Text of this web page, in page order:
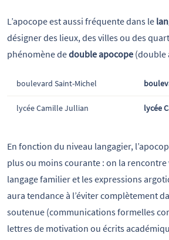
L’apocope est aussi fréquente dans le
désigner des lieux, des villes ou des
phénomène dedouble apocope (double
boulevard Saint-Michel
lycée Camille Jullian lycée
En fonction du niveau langagier,
plus ou moins courante : on la
langage familier et les expressions
aura tendance à l’éviter complètement
soutenue (communications formelles
lettres de motivation ou écrits